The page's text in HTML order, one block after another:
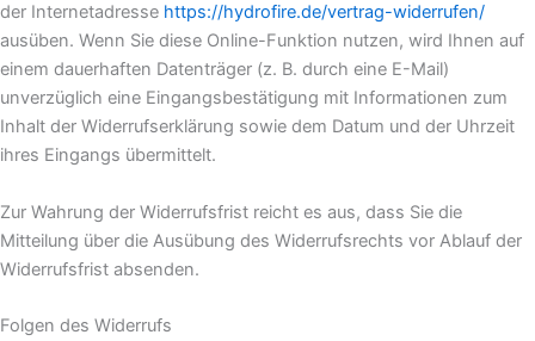
der Internetadresse https://hydrofire.de/vertrag-widerrufen/
ausüben. Wenn Sie diese Online-Funktion nutzen, wird Ihnen auf
einem dauerhaften Datenträger (z. B. durch eine E-Mail)
unverzüglich eine Eingangsbestätigung mit Informationen zum
Inhalt der Widerrufserklärung sowie dem Datum und der Uhrzeit
ihres Eingangs übermittelt.
Zur Wahrung der Widerrufsfrist reicht es aus, dass Sie die
Mitteilung über die Ausübung des Widerrufsrechts vor Ablauf der
Widerrufsfrist absenden.
Folgen des Widerrufs